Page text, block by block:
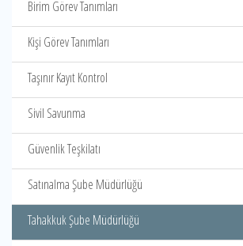
Birim Görev Tanımları
Kişi Görev Tanımları
Taşınır Kayıt Kontrol
Sivil Savunma
Güvenlik Teşkilatı
Satınalma Şube Müdürlüğü
Tahakkuk Şube Müdürlüğü